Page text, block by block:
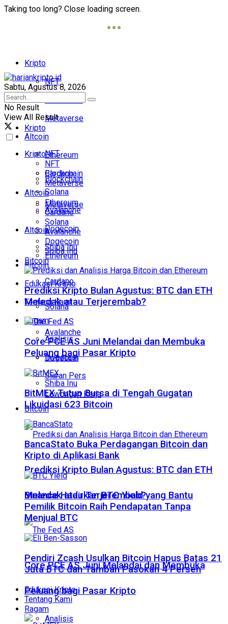
Taking too long? Close loading screen.
Kripto
NFT
Blockchain
Metaverse
Altcoin
Ethereum
Cardano
Solana
Avalanche
Dogecoin
Shiba Inu
Bitcoin
Edukasi Kripto
Tentang Kami
Ragam
Analisis
Investasi
Siaran Pers
Lowongan Kerja
Sabtu, Agustus 8, 2026
No Result
View All Result
Kripto
NFT
Blockchain
Metaverse
Altcoin
Ethereum
Cardano
Solana
Avalanche
Dogecoin
Shiba Inu
Bitcoin
Prediksi Kripto Bulan Agustus: BTC dan ETH
Meledak atau Terjerembab?
Core PCE AS Juni Melandai dan Membuka
Peluang bagi Pasar Kripto
Kripto
NFT
Blockchain
Metaverse
Altcoin
Ethereum
Cardano
Solana
Avalanche
Dogecoin
Shiba Inu
Bitcoin
Prediksi Kripto Bulan Agustus: BTC dan ETH
Meledak atau Terjerembab?
Core PCE AS Juni Melandai dan Membuka
Peluang bagi Pasar Kripto
BitMEX Tutup Bursa di Tengah Gugatan
Likuidasi 623 Bitcoin
BancaStato Buka Perdagangan Bitcoin dan
Kripto di Aplikasi Bank
Binance Hadirkan BTC Yield yang Bantu
Pemilik Bitcoin Raih Pendapatan Tanpa
Menjual BTC
Pendiri Zcash Usulkan Bitcoin Hapus Batas 21
Juta BTC dan Tambah Pasokan 4 Persen
Edukasi Kripto
Tentang Kami
Ragam
Analisis